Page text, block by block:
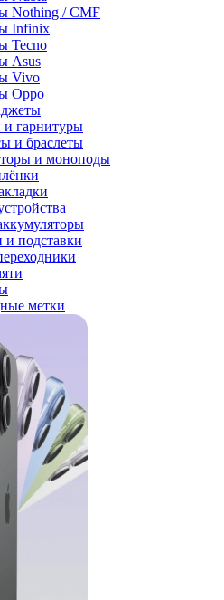
Nothing / CMF
Infinix
Tecno
Asus
Vivo
Oppo
гарнитуры
и браслеты
и моноподы
и подставки
метки